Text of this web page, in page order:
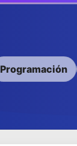
Programación